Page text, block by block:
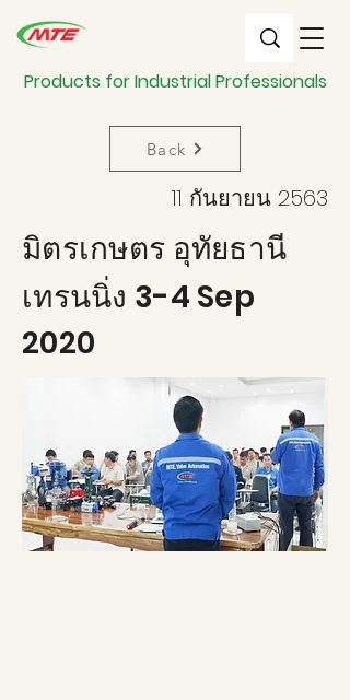
Products for Industrial Professionals
Back
11 กันยายน 2563
มิตรเกษตร อุทัยธานี
เทรนนิ่ง 3-4 Sep
2020